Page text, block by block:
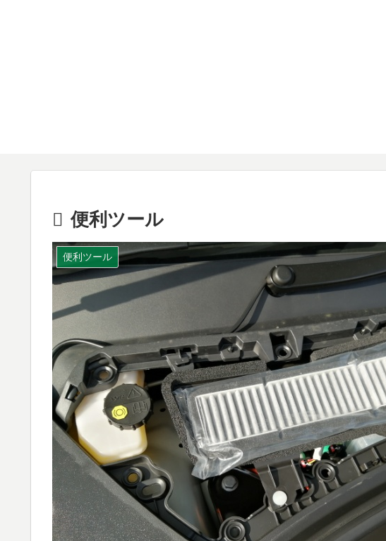
便利ツール
便利ツール